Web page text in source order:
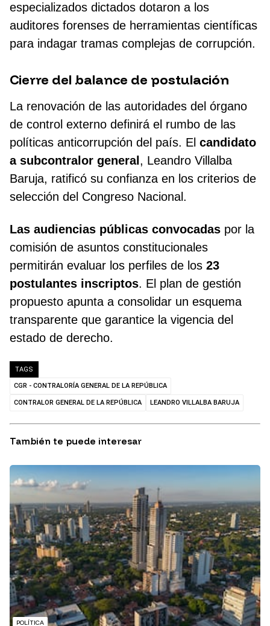
especializados dictados dotaron a los
auditores forenses de herramientas científicas
para indagar tramas complejas de corrupción.
Cierre del balance de postulación
La renovación de las autoridades del órgano
de control externo definirá el rumbo de las
políticas anticorrupción del país. El candidato
a subcontralor general , Leandro Villalba
Baruja, ratificó su confianza en los criterios de
selección del Congreso Nacional.
Las audiencias públicas convocadas por la
comisión de asuntos constitucionales
permitirán evaluar los perfiles de los 23
postulantes inscriptos. El plan de gestión
propuesto apunta a consolidar un esquema
transparente que garantice la vigencia del
estado de derecho.
TAGS
CGR - CONTRALORÍA GENERAL DE LA REPÚBLICA
CONTRALOR GENERAL DE LA REPÚBLICA LEANDRO VILLALBA BARUJA
También te puede interesar
POLÍTICA